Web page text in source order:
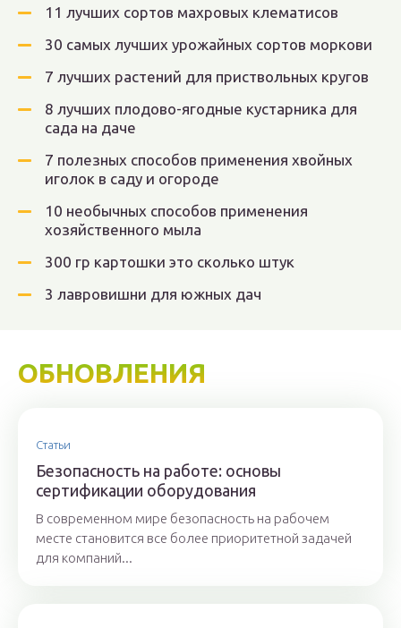
11 лучших сортов махровых клематисов
30 самых лучших урожайных сортов моркови
7 лучших растений для приствольных кругов
8 лучших плодово-ягодные кустарника для
сада на даче
7 полезных способов применения хвойных
иголок в саду и огороде
10 необычных способов применения
хозяйственного мыла
300 гр картошки это сколько штук
3 лавровишни для южных дач
ОБНОВЛЕНИЯ
Статьи
Безопасность на работе: основы
сертификации оборудования
В современном мире безопасность на рабочем
месте становится все более приоритетной задачей
для компаний...